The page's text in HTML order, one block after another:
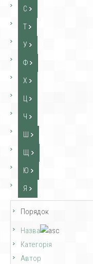
С
Т
У
Ф
Х
Ч
Ю
Я
Порядок
Назва
Категорія
Автор